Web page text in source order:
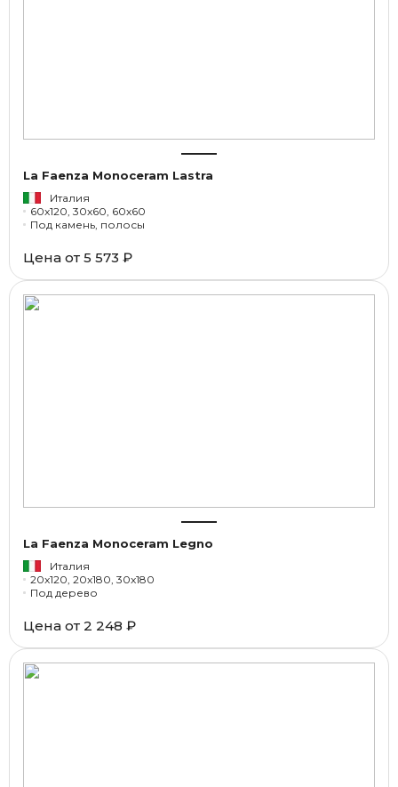
La Faenza Monoceram Lastra
Италия
60x120, 30x60, 60x60
Под камень, полосы
Цена от 5 573 ₽
La Faenza Monoceram Legno
Италия
20x120, 20x180, 30x180
Под дерево
Цена от 2 248 ₽